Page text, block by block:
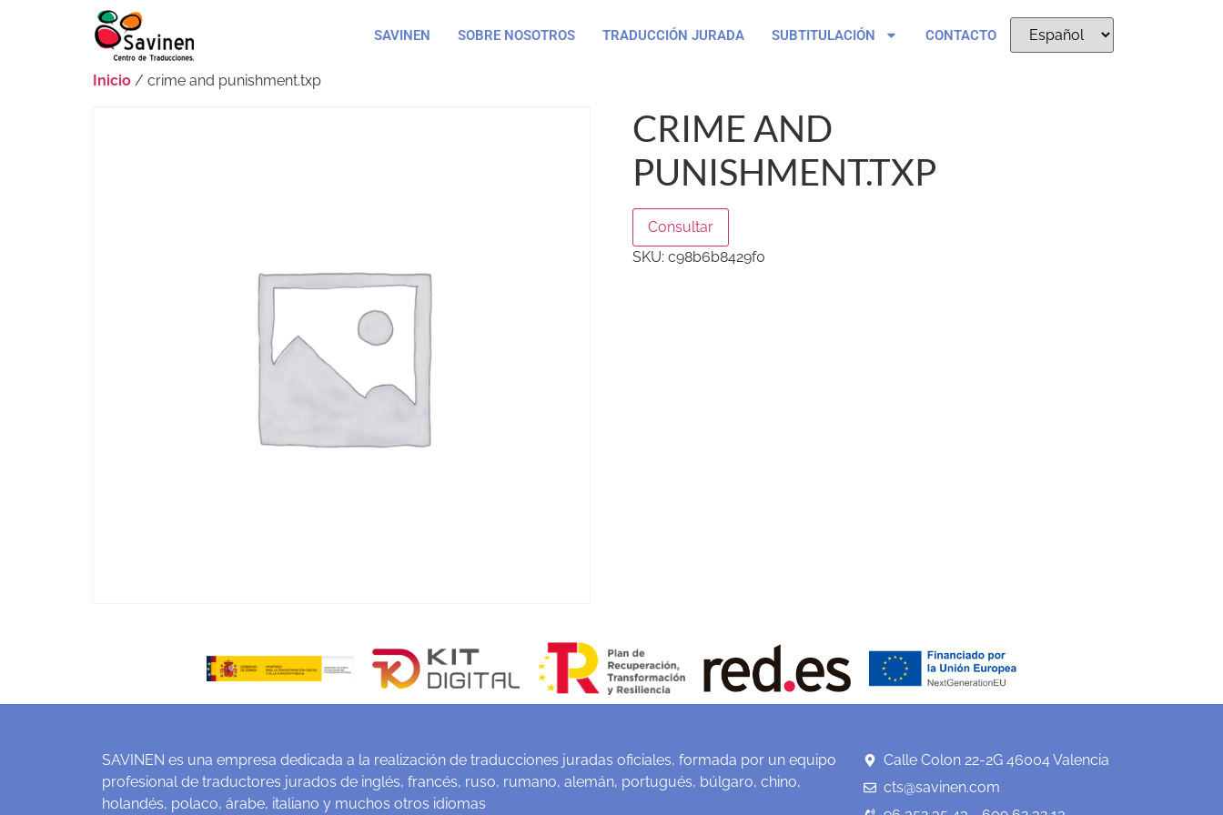
SAVINEN SOBRE NOSOTROS TRADUCCIÓN JURADA SUBTITULACIÓN CONTACTO
Inicio / crime and punishment.txp
CRIME AND
PUNISHMENT.TXP
Consultar
SKU: c98b6b8429f0
SAVINEN es una empresa dedicada a la realización de traducciones juradas oficiales, formada por un equipo
profesional de traductores jurados de inglés, francés, ruso, rumano, alemán, portugués, búlgaro, chino,
holandés, polaco, árabe, italiano y muchos otros idiomas
Calle Colon 22-2G 46004 Valencia
cts@savinen.com